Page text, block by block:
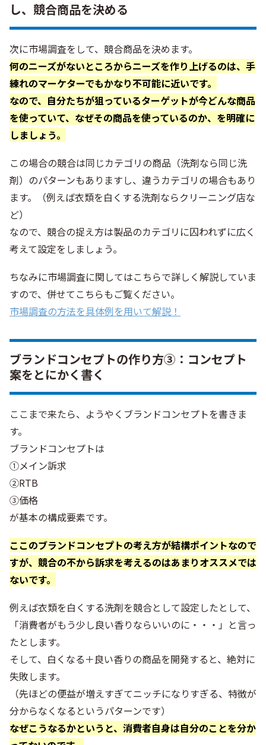
し、競合商品を決める
次に市場調査をして、競合商品を決めます。
何のニーズがないところからニーズを作り上げるのは、手
練れのマーケターでもかなり不可能に近いです。
なので、自分たちが狙っているターゲットが今どんな商品
を使っていて、なぜその商品を使っているのか、を明確に
しましょう。
この場合の競合は同じカテゴリの商品（洗剤なら同じ洗
剤）のパターンもありますし、違うカテゴリの場合もあり
ます。（例えば衣類を白くする洗剤ならクリーニング店な
ど）
なので、競合の捉え方は製品のカテゴリに囚われずに広く
考えて設定をしましょう。
ちなみに市場調査に関してはこちらで詳しく解説していま
すので、併せてこちらもご覧ください。
市場調査の方法を具体例を用いて解説！
ブランドコンセプトの作り方③：コンセプト
案をとにかく書く
ここまで来たら、ようやくブランドコンセプトを書きま
す。
ブランドコンセプトは
①メイン訴求
②RTB
③価格
が基本の構成要素です。
ここのブランドコンセプトの考え方が結構ポイントなので
すが、競合の不から訴求を考えるのはあまりオススメでは
ないです。
例えば衣類を白くする洗剤を競合として設定したとして、
「消費者がもう少し良い香りならいいのに・・・」と言っ
たとします。
そして、白くなる＋良い香りの商品を開発すると、絶対に
失敗します。
（先ほどの便益が増えすぎてニッチになりすぎる、特徴が
分からなくなるというパターンです）
なぜこうなるかというと、消費者自身は自分のことを分か